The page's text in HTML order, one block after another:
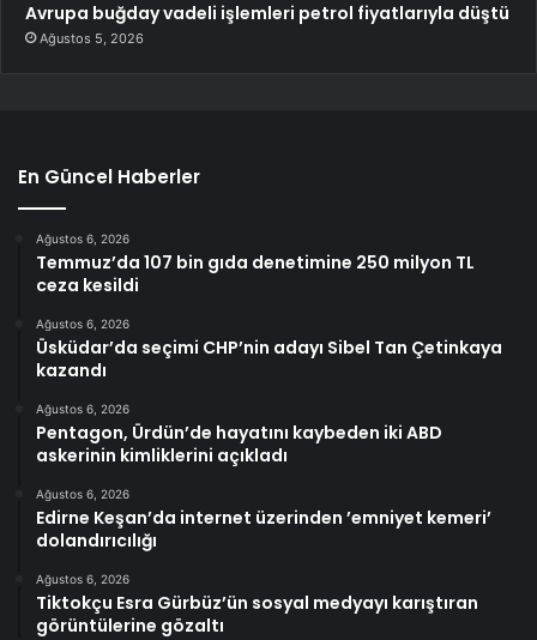
Avrupa buğday vadeli işlemleri petrol fiyatlarıyla düştü
Ağustos 5, 2026
En Güncel Haberler
Ağustos 6, 2026
Temmuz’da 107 bin gıda denetimine 250 milyon TL
ceza kesildi
Ağustos 6, 2026
Üsküdar’da seçimi CHP’nin adayı Sibel Tan Çetinkaya
kazandı
Ağustos 6, 2026
Pentagon, Ürdün’de hayatını kaybeden iki ABD
askerinin kimliklerini açıkladı
Ağustos 6, 2026
Edirne Keşan’da internet üzerinden ’emniyet kemeri’
dolandırıcılığı
Ağustos 6, 2026
Tiktokçu Esra Gürbüz’ün sosyal medyayı karıştıran
görüntülerine gözaltı